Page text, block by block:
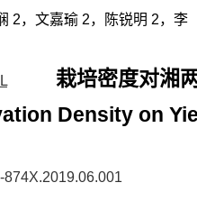
2，文嘉瑜 2，陈锐明 2，
栽培密度对湘
Density on